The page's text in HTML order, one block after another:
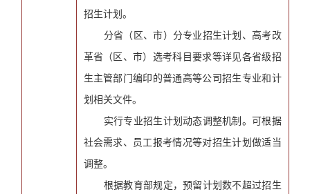
招生计划。
分省（区、市）分专业招生计划、高考改
革省（区、市）选考科目要求等详见各省级招
生主管部门编印的普通高等公司招生专业和计
划相关文件。
实行专业招生计划动态调整机制。可根据
社会需求、员工报考情况等对招生计划做适当
调整。
根据教育部规定，预留计划数不超过招生